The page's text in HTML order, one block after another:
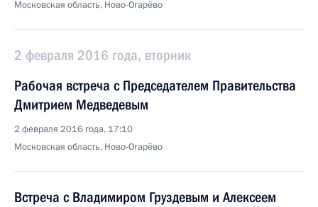
Московская область, Ново-Огарёво
2 февраля 2016 года, вторник
Рабочая встреча с Председателем Правительства
Дмитрием Медведевым
2 февраля 2016 года, 17:10
Московская область, Ново-Огарёво
Встреча с Владимиром Груздевым и Алексеем